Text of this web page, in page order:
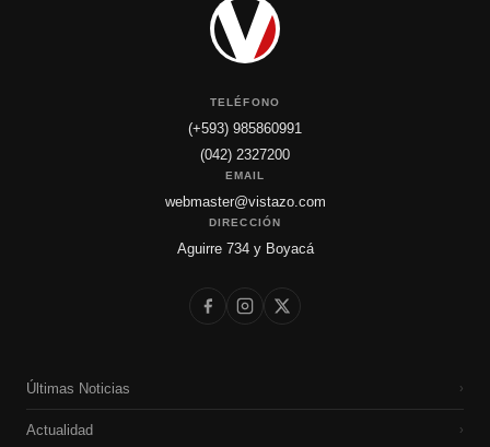
TELÉFONO
(+593) 985860991
(042) 2327200
EMAIL
webmaster@vistazo.com
DIRECCIÓN
Aguirre 734 y Boyacá
Últimas Noticias ›
Actualidad ›